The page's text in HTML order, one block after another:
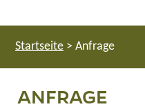
Startseite > Anfrage
ANFRAGE